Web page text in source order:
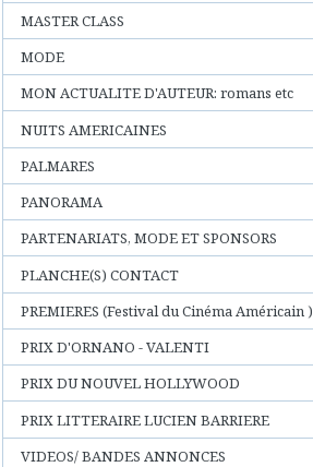
MASTER CLASS
MODE
MON ACTUALITE D'AUTEUR: romans etc
NUITS AMERICAINES
PALMARES
PANORAMA
PARTENARIATS, MODE ET SPONSORS
PLANCHE(S) CONTACT
PREMIERES (Festival du Cinéma Américain )
PRIX D'ORNANO - VALENTI
PRIX DU NOUVEL HOLLYWOOD
PRIX LITTERAIRE LUCIEN BARRIERE
VIDEOS/ BANDES ANNONCES